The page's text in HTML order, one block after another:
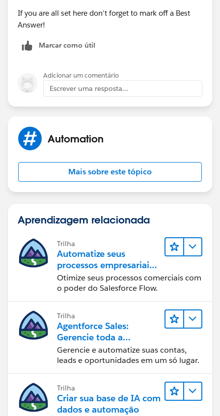
If you are all set here don't forget to mark off a Best
Answer!
Marcar como útil
Adicionar um comentário
Escrever uma resposta...
Automation
Mais sobre este tópico
Aprendizagem relacionada
Trilha
Automatize seus
processos empresariais
com o Salesforce Flow
Otimize seus processos comerciais com
o poder do Salesforce Flow.
Trilha
Agentforce Sales:
Gerencie toda a
organização de vendas
Gerencie e automatize suas contas,
leads e oportunidades em um só lugar.
Trilha
Criar sua base de IA com
dados e automação